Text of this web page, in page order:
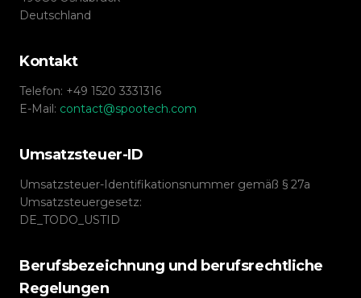
Deutschland
Kontakt
Telefon: +49 1520 3331316
E-Mail: contact@spootech.com
Umsatzsteuer-ID
Umsatzsteuer-Identifikationsnummer gemäß § 27a
Umsatzsteuergesetz:
DE_TODO_USTID
Berufsbezeichnung und berufsrechtliche
Regelungen